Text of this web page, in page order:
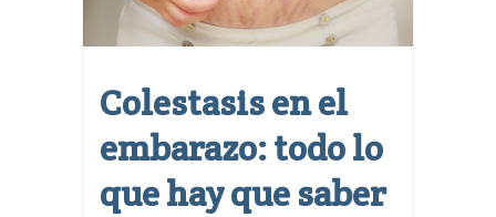
Colestasis en el
embarazo: todo lo
que hay que saber